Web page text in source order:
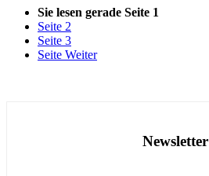
Sie lesen gerade Seite 1
Seite 2
Seite 3
Seite Weiter
Newsletter